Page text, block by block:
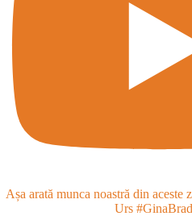
Așa arată munca noastră din aceste
Urs